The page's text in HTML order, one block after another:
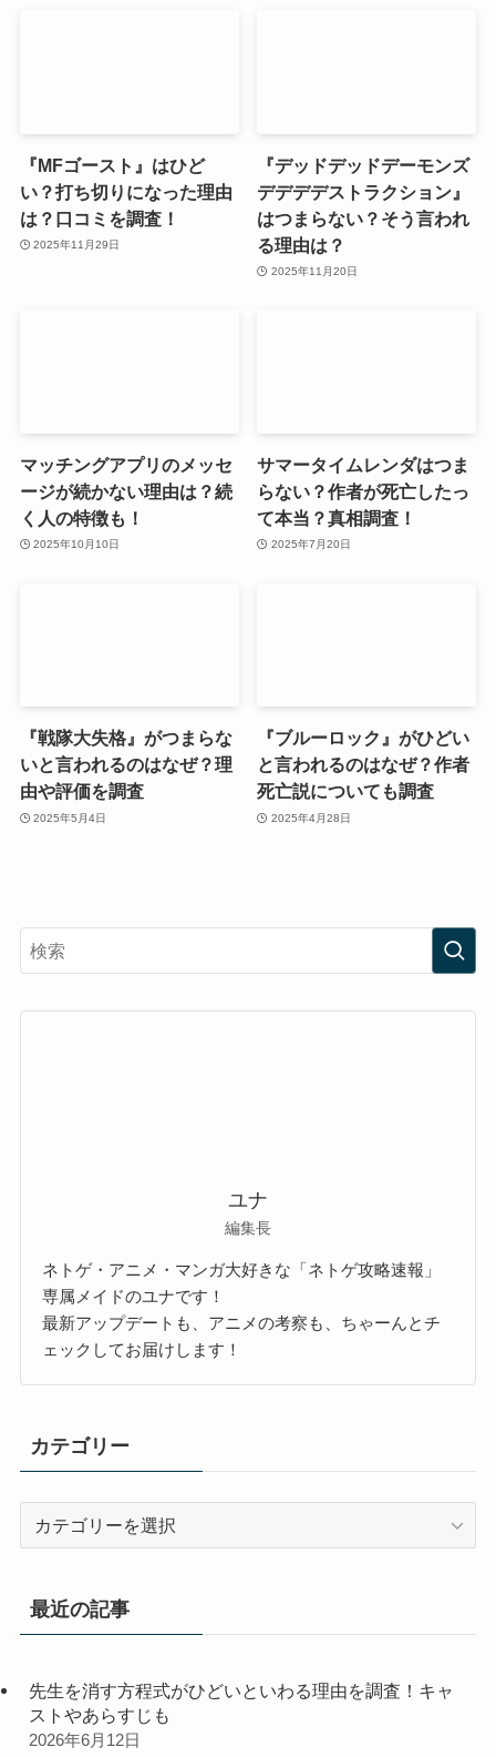
『MFゴースト』はひど
い？打ち切りになった理由
は？口コミを調査！
2025年11月29日
『デッドデッドデーモンズ
デデデデストラクション』
はつまらない？そう言われ
る理由は？
2025年11月20日
マッチングアプリのメッセ
ージが続かない理由は？続
く人の特徴も！
2025年10月10日
サマータイムレンダはつま
らない？作者が死亡したっ
て本当？真相調査！
2025年7月20日
『戦隊大失格』がつまらな
いと言われるのはなぜ？理
由や評価を調査
2025年5月4日
『ブルーロック』がひどい
と言われるのはなぜ？作者
死亡説についても調査
2025年4月28日
ユナ
編集長
ネトゲ・アニメ・マンガ大好きな「ネトゲ攻略速報」
専属メイドのユナです！
最新アップデートも、アニメの考察も、ちゃーんとチ
ェックしてお届けします！
カテゴリー
リ
最近の記事
先生を消す方程式がひどいといわる理由を調査！キャ
ストやあらすじも
2026年6月12日